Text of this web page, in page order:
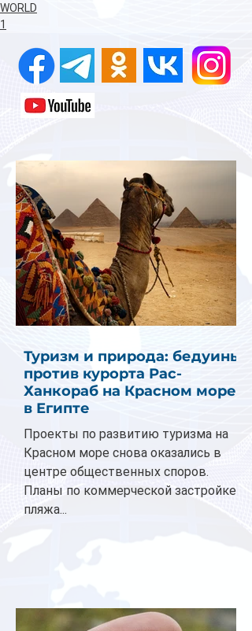
WORLD
1
Туризм и природа: бедуины
против курорта Рас-
Ханкораб на Красном море
в Египте
Проекты по развитию туризма на
Красном море снова оказались в
центре общественных споров.
Планы по коммерческой застройке
пляжа...